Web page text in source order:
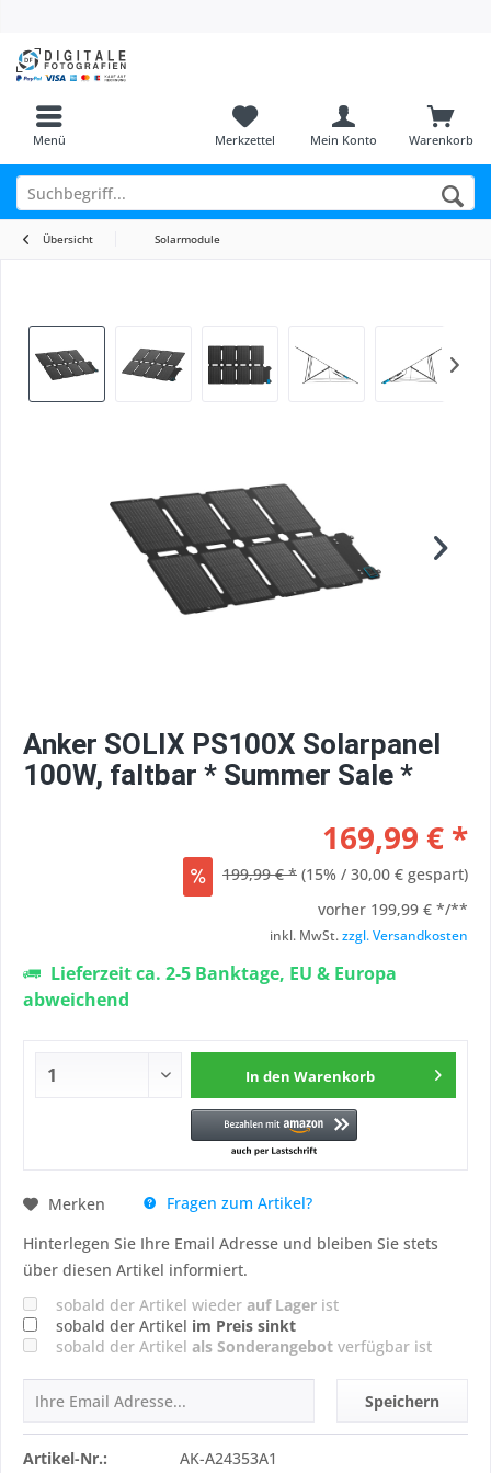
Menü Warenkorb
Merkzettel Mein Konto
Übersicht Solarmodule
Anker SOLIX PS100X Solarpanel
100W, faltbar * Summer Sale *
169,99 € *
199,99 € * (15% / 30,00 € gespart)
vorher 199,99 € */**
inkl. MwSt.zzgl. Versandkosten
Lieferzeit ca. 2-5 Banktage, EU & Europa
abweichend
In den Warenkorb
Merken
Fragen zum Artikel?
Hinterlegen Sie Ihre Email Adresse und bleiben Sie stets
über diesen Artikel informiert.
sobald der Artikel wieder auf Lager ist
sobald der Artikel im Preis sinkt
sobald der Artikel als Sonderangebot verfügbar ist
Speichern
Artikel-Nr.:
AK-A24353A1